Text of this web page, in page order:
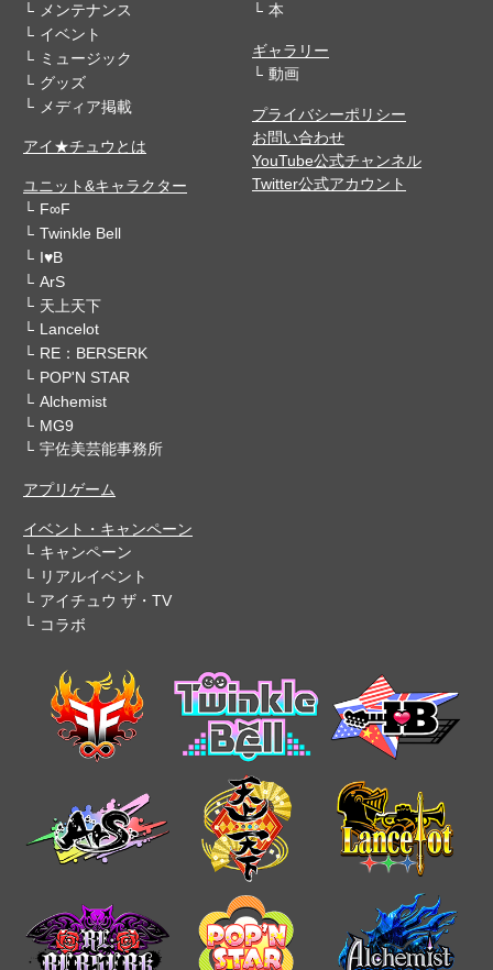
メンテナンス
イベント
ミュージック
グッズ
メディア掲載
アイ★チュウとは
ユニット&キャラクター
F∞F
Twinkle Bell
I♥B
ArS
天上天下
Lancelot
RE：BERSERK
POP'N STAR
Alchemist
MG9
宇佐美芸能事務所
アプリゲーム
イベント・キャンペーン
キャンペーン
リアルイベント
アイチュウ ザ・TV
コラボ
本
ギャラリー
動画
プライバシーポリシー
お問い合わせ
YouTube公式チャンネル
Twitter公式アカウント